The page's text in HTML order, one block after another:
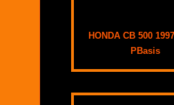
HONDA CB 500
PBasis